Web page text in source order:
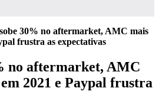
30% no aftermarket, AMC mais
frustra as expectativas
no aftermarket, AMC
2021 e Paypal frustra